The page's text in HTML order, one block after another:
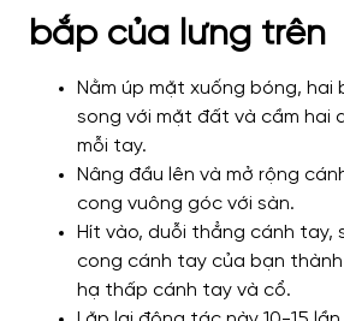
bắp của lưng trên
Nằm úp mặt xuống bóng, hai
song với mặt đất và cầm hai
mỗi tay.
Nâng đầu lên và mở rộng
cong vuông góc với sàn.
Hít vào, duỗi thẳng cánh tay,
cong cánh tay của bạn
hạ thấp cánh tay và cổ.